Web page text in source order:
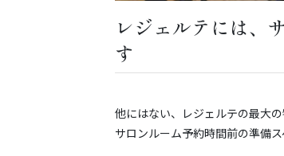
レジェルテには、
す
他にはない、レジェルテの最大の
サロンルーム予約時間前の準備ス